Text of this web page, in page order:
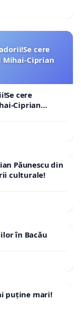
cere
Mihai-Ciprian
cere
Ciprian
Păunescu din
culturale!
în Bacău
puține mari!